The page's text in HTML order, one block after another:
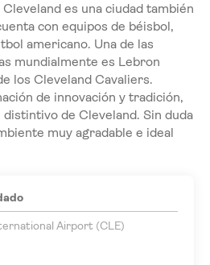
es una ciudad también
con equipos de béisbol,
americano. Una de las
mundialmente es Lebron
los Cleveland Cavaliers.
de innovación y tradición,
de Cleveland. Sin duda
muy agradable e ideal
Airport (CLE)